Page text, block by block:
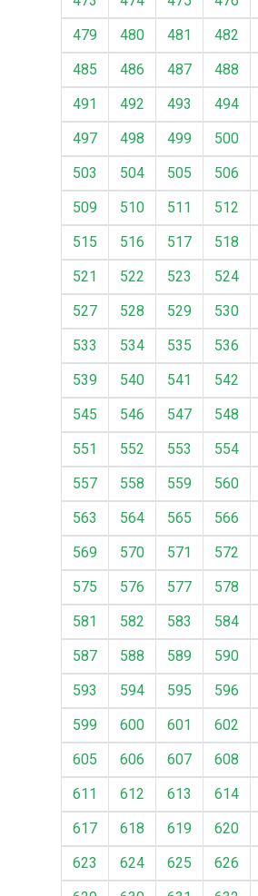
479
480 481 482
485
486 487 488
491
492 493 494
497
498 499 500
503
504 505 506
509
510 511 512
515
516 517 518
521
522 523 524
527
528 529 530
533
534 535 536
539
540 541 542
545
546 547 548
551
552 553 554
557
558 559 560
563
564 565 566
569
570 571 572
575
576 577 578
581
582 583 584
587
588 589 590
593
594 595 596
599
600 601 602
605
606 607 608
611
612 613 614
617
618 619 620
623
624 625 626